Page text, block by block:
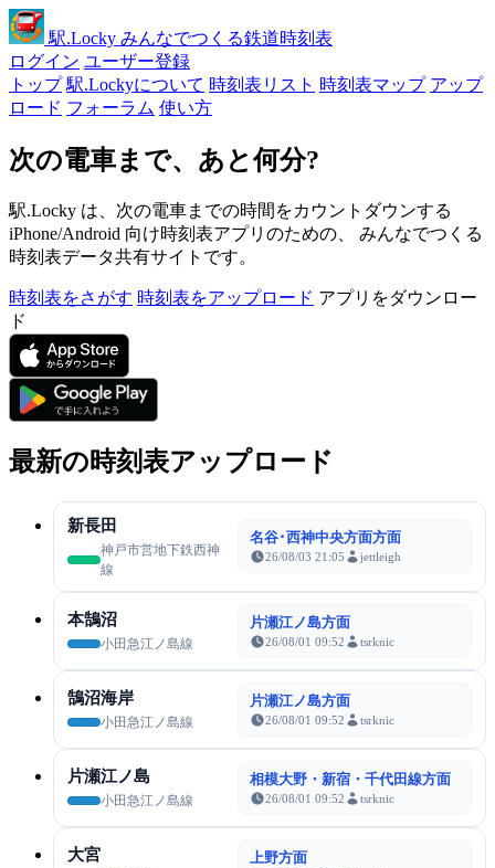
駅.Locky みんなでつくる鉄道時刻表
ログイン ユーザー登録
トップ 駅.Lockyについて 時刻表リスト 時刻表マップ アップ
ロード フォーラム 使い方
次の電車まで、あと何分?
駅.Locky は、次の電車までの時間をカウントダウンする
iPhone/Android 向け時刻表アプリのための、 みんなでつくる
時刻表データ共有サイトです。
時刻表をさがす 時刻表をアップロード アプリをダウンロー
ド
最新の時刻表アップロード
新長田
神戸市営地下鉄西神
線
名谷･西神中央方面方面
26/08/03 21:05 jettleigh
本鵠沼
小田急江ノ島線
片瀬江ノ島方面
26/08/01 09:52 tsrknic
鵠沼海岸
小田急江ノ島線
片瀬江ノ島方面
26/08/01 09:52 tsrknic
片瀬江ノ島
小田急江ノ島線
相模大野・新宿・千代田線方面
26/08/01 09:52 tsrknic
大宮 上野方面